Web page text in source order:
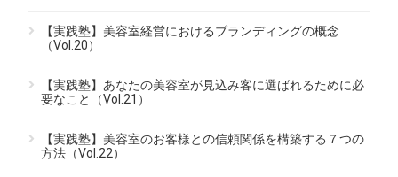
【実践塾】美容室経営におけるブランディングの概念
（Vol.20）
【実践塾】あなたの美容室が見込み客に選ばれるために必
要なこと（Vol.21）
【実践塾】美容室のお客様との信頼関係を構築する７つの
方法（Vol.22）